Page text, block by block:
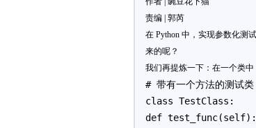
责编 | 郭芮
在 Python 中，实现参数化测
来的呢？
我们再提炼一下：在一个类
# 带有一个方法的测试类
class TestClass:
def test_func(self):